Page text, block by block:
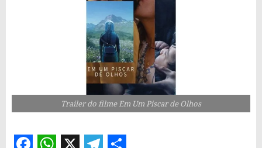
Trailer do filme Em Um Piscar de Olhos